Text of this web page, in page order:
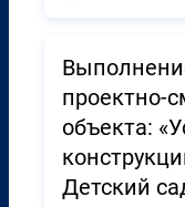
проектно-
объекта:
Детский